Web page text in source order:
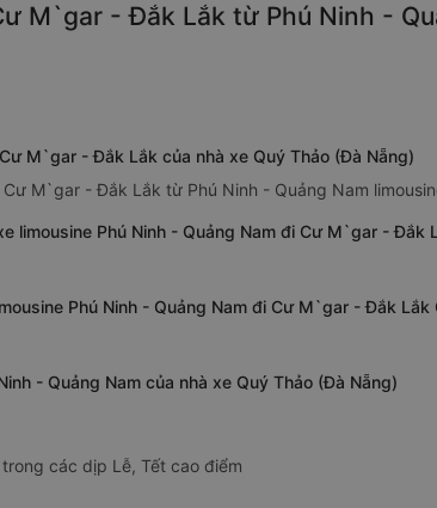
M`gar - Đắk Lắk từ Phú Ninh -
M`gar - Đắk Lắk của nhà xe Quý Thảo (Đà Nẵng)
M`gar - Đắk Lắk từ Phú Ninh - Quảng Nam
limousine Phú Ninh - Quảng Nam đi Cư M`gar - Đắk
Phú Ninh - Quảng Nam đi Cư M`gar - Đắk Lắk
- Quảng Nam của nhà xe Quý Thảo (Đà Nẵng)
các dịp Lễ, Tết cao điểm